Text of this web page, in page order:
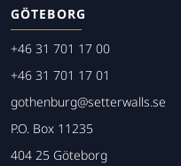
GÖTEBORG
+46 31 701 17 00
+46 31 701 17 01
gothenburg@setterwalls.se
P.O. Box 11235
404 25 Göteborg